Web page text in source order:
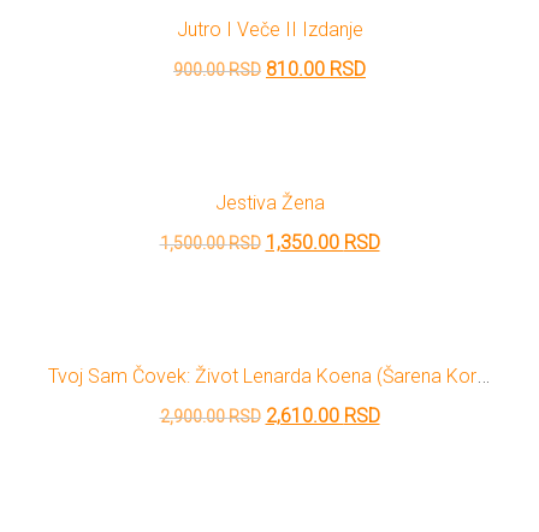
800.00 RSD.
Jutro I Veče II Izdanje
900.00RSD Originalna
900.00 RSD.
810.00 RSDTrenutna
Jestiva Žena
1,500.00RSD Originalna
1,500.00 RSD.
1,350.00 RSDTrenutna
2,900.00RSD Originalna
2,610.00 RSDTrenutna